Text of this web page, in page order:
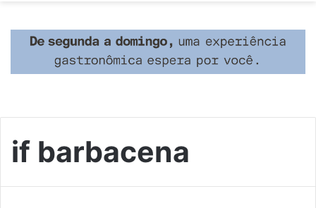
if barbacena